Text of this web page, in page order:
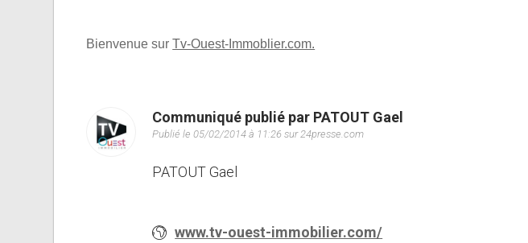
Bienvenue surTv-Ouest-Immoblier.com.
Communiqué publié par PATOUT Gael
Publié le 05/02/2014 à 11:26 sur 24presse.com
PATOUT Gael
www.tv-ouest-immobilier.com/